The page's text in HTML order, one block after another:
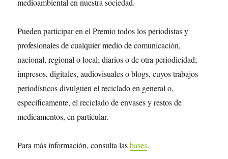
medioambiental en nuestra sociedad.
Pueden participar en el Premio todos los periodistas y
profesionales de cualquier medio de comunicación,
nacional, regional o local; diarios o de otra periodicidad;
impresos, digitales, audiovisuales o blogs, cuyos trabajos
periodísticos divulguen el reciclado en general o,
específicamente, el reciclado de envases y restos de
medicamentos, en particular.
Para más información, consulta lasbases.